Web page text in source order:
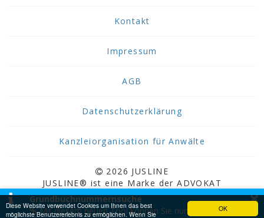
OK
Diese Website verwendet Cookies um Ihnen das best
möglichste Benutzererlebnis zu ermöglichen. Wenn Sie
Kontakt
Impressum
AGB
Datenschutzerklärung
Kanzleiorganisation für Anwälte
2026 JUSLINE
JUSLINE® ist eine Marke der ADVOKAT
Unternehmensberatung Greiter & Greiter GmbH.
×
Grundbuchnummernsuche
Mit diesem neuen Tool können Sie nun